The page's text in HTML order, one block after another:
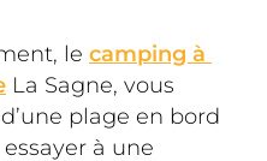
le camping à
La Sagne, vous
plage en bord
à une